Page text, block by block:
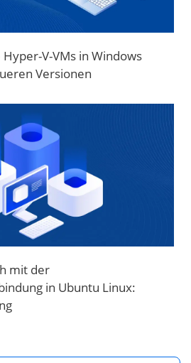
V-VMs in Windows
Versionen
mit der
in Ubuntu Linux: